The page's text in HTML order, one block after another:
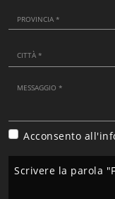
Acconsento
Scrivere la parola